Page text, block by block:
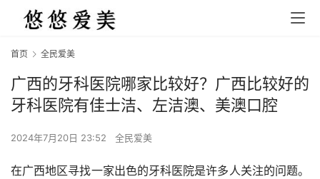
首页 全民爱美
广西的牙科医院哪家比较好？广西比较好的
牙科医院有佳士洁、左洁澳、美澳口腔
2024年7月20日 23:52 全民爱美
在广西地区寻找一家出色的牙科医院是许多人关注的问题。